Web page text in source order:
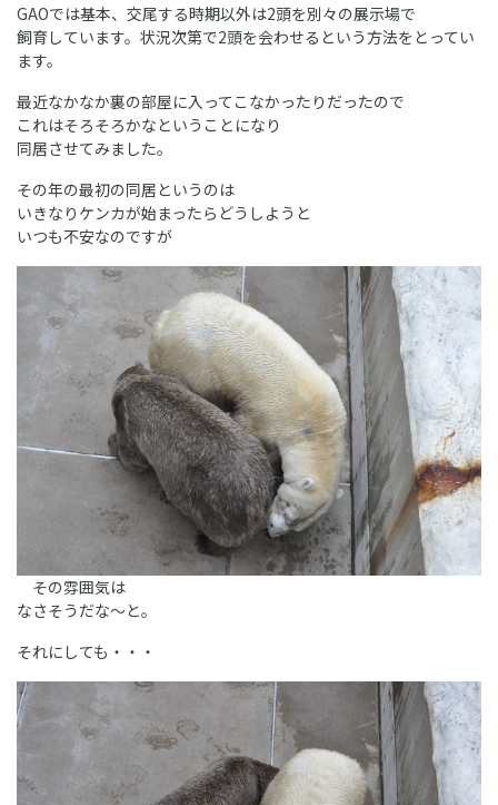
GAOでは基本、交尾する時期以外は2頭を別々の展示場で
飼育しています。状況次第で2頭を会わせるという方法をとってい
ます。
最近なかなか裏の部屋に入ってこなかったりだったので
これはそろそろかなということになり
同居させてみました。
その年の最初の同居というのは
いきなりケンカが始まったらどうしようと
いつも不安なのですが
その雰囲気は
なさそうだな～と。
それにしても・・・